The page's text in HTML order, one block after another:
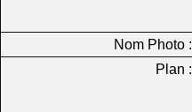
Nom Photo :
Plan :